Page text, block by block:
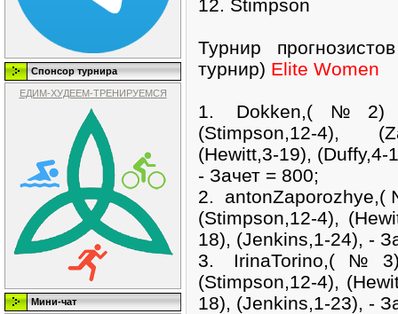
Спонсор турнира
ЕДИМ-ХУДЕЕМ-ТРЕНИРУЕМСЯ
Мини-чат
12. Stimpson
Турнир
турнир) Elite Women
1.
(Stimpson,12-4),
(Hewitt,3-19), (Duffy,4-
- Зачет = 800;
2.
(Stimpson,12-4),
18), (Jenkins,1-24), -
3.
(Stimpson,12-4),
18), (Jenkins,1-23), -